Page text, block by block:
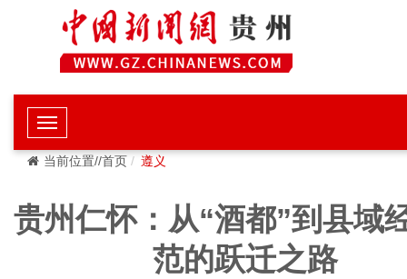
当前位置//首页 遵义
贵州仁怀：从“酒都”到县域
范的跃迁之路